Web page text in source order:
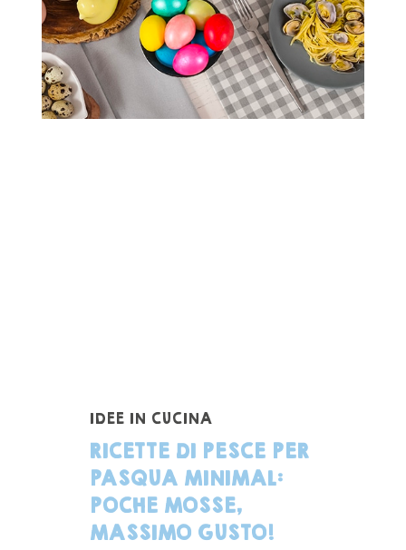
IDEE IN CUCINA
RICETTE DI PESCE PER
PASQUA MINIMAL:
POCHE MOSSE,
MASSIMO GUSTO!